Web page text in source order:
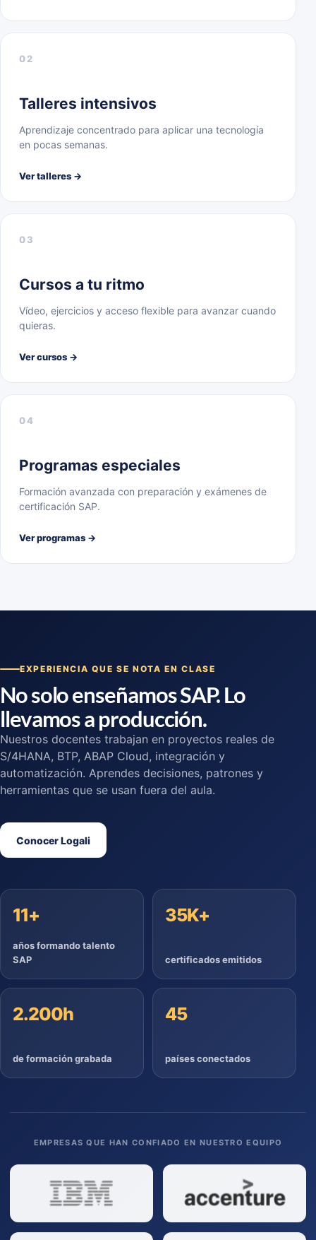
02
Talleres intensivos
Aprendizaje concentrado para aplicar una tecnología
en pocas semanas.
Ver talleres →
03
Cursos a tu ritmo
Vídeo, ejercicios y acceso flexible para avanzar cuando
quieras.
Ver cursos →
04
Programas especiales
Formación avanzada con preparación y exámenes de
certificación SAP.
Ver programas →
EXPERIENCIA QUE SE NOTA EN CLASE
No solo enseñamos SAP. Lo
llevamos a producción.
Nuestros docentes trabajan en proyectos reales de
S/4HANA, BTP, ABAP Cloud, integración y
automatización. Aprendes decisiones, patrones y
herramientas que se usan fuera del aula.
Conocer Logali
11+
años formando talento
SAP
35K+
certificados emitidos
2.200h
de formación grabada
45
países conectados
EMPRESAS QUE HAN CONFIADO EN NUESTRO EQUIPO